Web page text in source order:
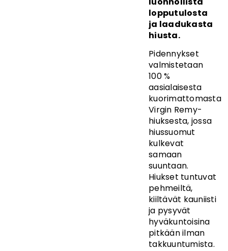
lopputulosta
ja laadukasta
hiusta.
Pidennykset
valmistetaan
100 %
aasialaisesta
kuorimattomasta
Virgin Remy-
hiuksesta, jossa
hiussuomut
kulkevat
samaan
suuntaan.
Hiukset tuntuvat
pehmeiltä,
kiiltävät kauniisti
ja pysyvät
hyväkuntoisina
pitkään ilman
takkuuntumista.